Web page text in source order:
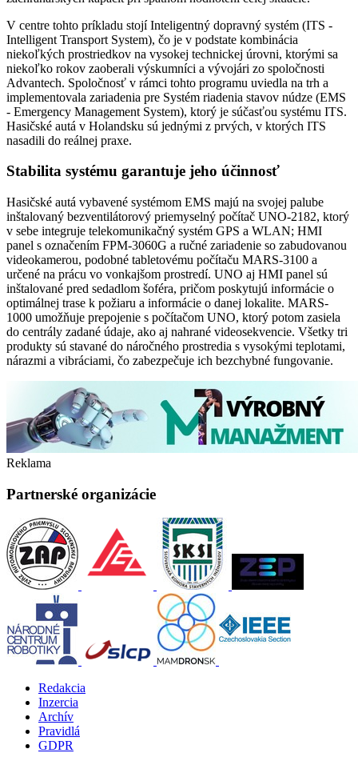
V centre tohto príkladu stojí Inteligentný dopravný systém (ITS -
Intelligent Transport System), čo je v podstate kombinácia
niekoľkých prostriedkov na vysokej technickej úrovni, ktorými sa
niekoľko rokov zaoberali výskumníci a vývojári zo spoločnosti
Advantech. Spoločnosť v rámci tohto programu uviedla na trh a
implementovala zariadenia pre Systém riadenia stavov núdze (EMS
- Emergency Management System), ktorý je súčasťou systému ITS.
Hasičské autá v Holandsku sú jednými z prvých, v ktorých ITS
nasadili do reálnej praxe.
Stabilita systému garantuje jeho účinnosť
Hasičské autá vybavené systémom EMS majú na svojej palube
inštalovaný bezventilátorový priemyselný počítač UNO-2182, ktorý
v sebe integruje telekomunikačný systém GPS a WLAN; HMI
panel s označením FPM-3060G a ručné zariadenie so zabudovanou
videokamerou, podobné tabletovému počítaču MARS-3100 a
určené na prácu vo vonkajšom prostredí. UNO aj HMI panel sú
inštalované pred sedadlom šoféra, pričom poskytujú informácie o
optimálnej trase k požiaru a informácie o danej lokalite. MARS-
1000 umožňuje prepojenie s počítačom UNO, ktorý potom zasiela
do centrály zadané údaje, ako aj nahrané videosekvencie. Všetky tri
produkty sú stavané do náročného prostredia s vysokými teplotami,
nárazmi a vibráciami, čo zabezpečuje ich bezchybné fungovanie.
Reklama
Partnerské organizácie
Redakcia
Inzercia
Archív
Pravidlá
GDPR